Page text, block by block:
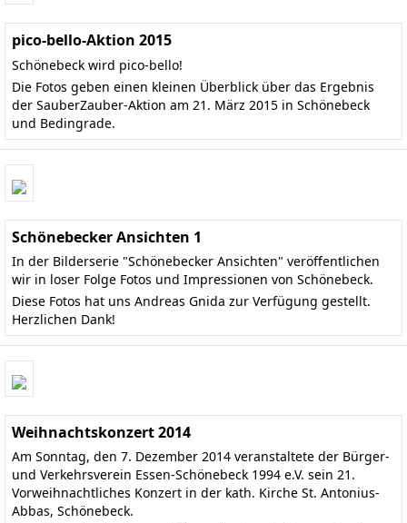
pico-bello-Aktion 2015
Schönebeck wird pico-bello!
Die Fotos geben einen kleinen Überblick über das Ergebnis
der SauberZauber-Aktion am 21. März 2015 in Schönebeck
und Bedingrade.
Schönebecker Ansichten 1
In der Bilderserie "Schönebecker Ansichten" veröffentlichen
wir in loser Folge Fotos und Impressionen von Schönebeck.
Diese Fotos hat uns Andreas Gnida zur Verfügung gestellt.
Herzlichen Dank!
Weihnachtskonzert 2014
Am Sonntag, den 7. Dezember 2014 veranstaltete der Bürger-
und Verkehrsverein Essen-Schönebeck 1994 e.V. sein 21.
Vorweihnachtliches Konzert in der kath. Kirche St. Antonius-
Abbas, Schönebeck.